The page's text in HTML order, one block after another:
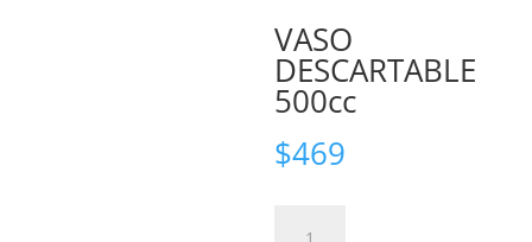
VASO
DESCARTABLE
500cc
$469
VASO